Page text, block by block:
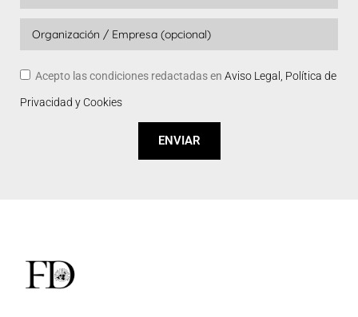
Acepto las condiciones redactadas en Aviso Legal, Política de
Privacidad y Cookies
ENVIAR